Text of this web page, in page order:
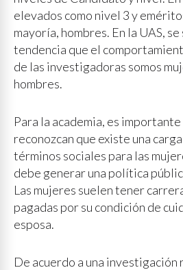
elevados como nivel 3 y
mayoría, hombres. En la UAS,
tendencia que el
de las investigadoras somos
hombres.
Para la academia, es
reconozcan que existe una
términos sociales para las
debe generar una política
Las mujeres suelen tener
pagadas por su condición de
esposa.
De acuerdo a una